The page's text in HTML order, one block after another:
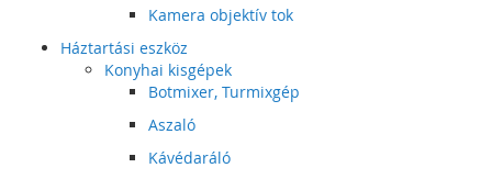
Kamera objektív tok
Háztartási eszköz
Konyhai kisgépek
Botmixer, Turmixgép
Aszaló
Kávédaráló